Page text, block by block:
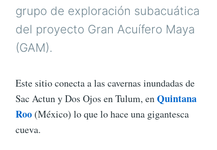
grupo de exploración subacuática
del proyecto Gran Acuífero Maya
(GAM).
Este sitio conecta a las cavernas inundadas de
Sac Actun y Dos Ojos en Tulum, enQuintana
Roo (México) lo que lo hace una gigantesca
cueva.